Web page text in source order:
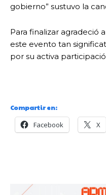
gobierno” sustuvo la
Para finalizar agradeció
este evento tan
por su activa
Compartir en:
Facebook X